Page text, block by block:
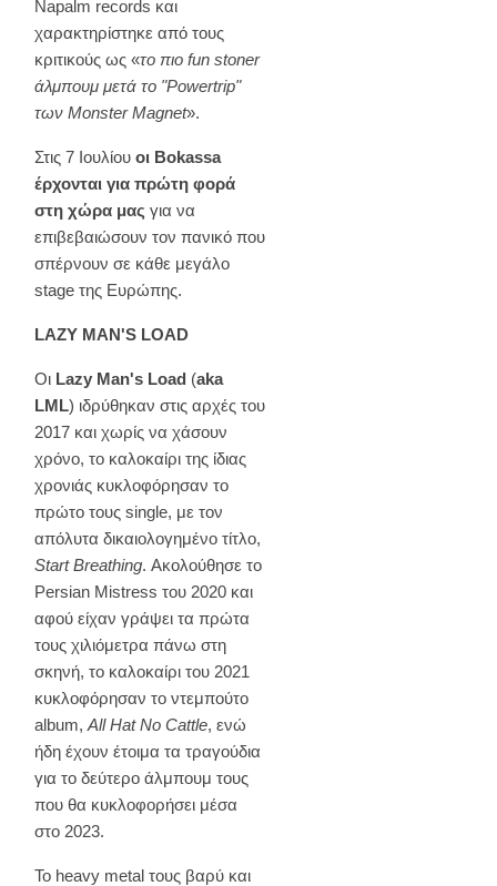
Napalm records και
χαρακτηρίστηκε από τους
κριτικούς ως «το πιο fun stoner
άλμπουμ μετά το "Powertrip"
των Monster Magnet».
Στις 7 Ιουλίου οι Bokassa
έρχονται για πρώτη φορά
στη χώρα μας για να
επιβεβαιώσουν τον πανικό που
σπέρνουν σε κάθε μεγάλο
stage της Ευρώπης.
LAZY MAN'S LOAD
Οι Lazy Man's Load (aka
LML) ιδρύθηκαν στις αρχές του
2017 και χωρίς να χάσουν
χρόνο, το καλοκαίρι της ίδιας
χρονιάς κυκλοφόρησαν το
πρώτο τους single, με τον
απόλυτα δικαιολογημένο τίτλο,
Start Breathing. Ακολούθησε το
Persian Mistress του 2020 και
αφού είχαν γράψει τα πρώτα
τους χιλιόμετρα πάνω στη
σκηνή, το καλοκαίρι του 2021
κυκλοφόρησαν το ντεμπούτο
album, All Hat No Cattle, ενώ
ήδη έχουν έτοιμα τα τραγούδια
για το δεύτερο άλμπουμ τους
που θα κυκλοφορήσει μέσα
στο 2023.
Το heavy metal τους βαρύ και